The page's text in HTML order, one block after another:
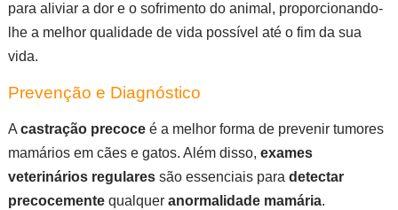
para aliviar a dor e o sofrimento do animal, proporcionando-
lhe a melhor qualidade de vida possível até o fim da sua
vida.
Prevenção e Diagnóstico
Acastração precoceé a melhor forma de prevenir tumores
mamários em cães e gatos. Além disso, exames
veterinários regularessão essenciais para detectar
precocementequalquer anormalidade mamária.